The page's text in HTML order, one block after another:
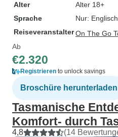
Alter
Alter 18+
Sprache
Nur: Englisch
ReiseveranstalterOn The Go
Ab
€2.320
Registrieren to unlock savings
Broschüre herunterladen
Tasmanische
Komfort- durch
4,8 (14